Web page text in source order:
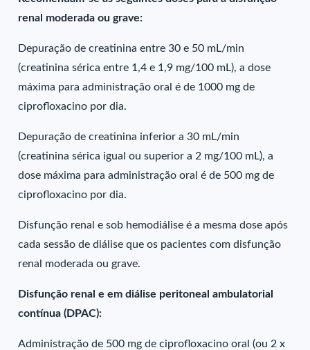
renal moderada ou grave:
Depuração de creatinina entre 30 e 50 mL/min
(creatinina sérica entre 1,4 e 1,9 mg/100 mL), a dose
máxima para administração oral é de 1000 mg de
ciprofloxacino por dia.
Depuração de creatinina inferior a 30 mL/min
(creatinina sérica igual ou superior a 2 mg/100 mL), a
dose máxima para administração oral é de 500 mg de
ciprofloxacino por dia.
Disfunção renal e sob hemodiálise é a mesma dose após
cada sessão de diálise que os pacientes com disfunção
renal moderada ou grave.
Disfunção renal e em diálise peritoneal ambulatorial
contínua (DPAC):
Administração de 500 mg de ciprofloxacino oral (ou 2 x